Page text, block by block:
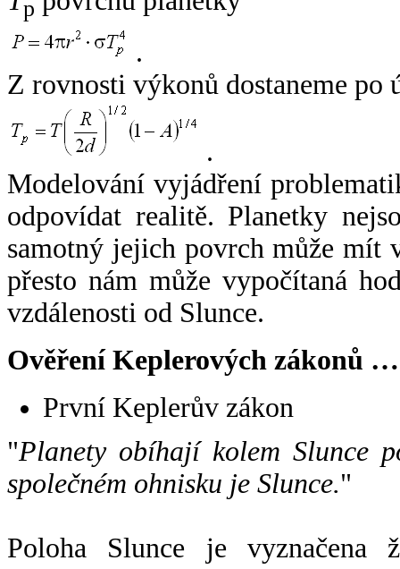
p
.
Z rovnosti výkonů dostaneme po
.
Modelování vyjádření
odpovídat realitě. Planetky
samotný jejich povrch může mít
přesto nám může vypočítaná
vzdálenosti od Slunce.
Ověření Keplerových zákonů …
První Keplerův zákon
"Planety obíhají kolem Slunce
společném ohnisku je Slunce."
Poloha Slunce je vyznačena